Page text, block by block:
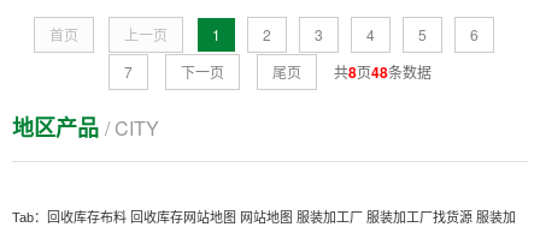
首页 上一页 1 2 3 4 5
6
7
下一页 尾页 共8页48条数据
地区产品 / CITY
Tab： 回收库存布料 回收库存网站地图 网站地图 服装加工厂 服装加工厂找货源 服装加